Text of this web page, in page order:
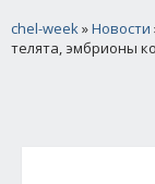
chel-week»Новости
телята, эмбрионы